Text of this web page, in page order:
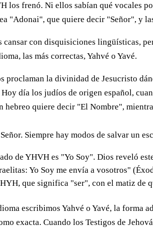
los frenó. Ni ellos sabían qué vocales
"Adonai", que quiere decir "Señor", y
cansar con disquisiciones lingüísticas,
las más correctas, Yahvé o Yavé.
proclaman la divinidad de Jesucristo
día los judíos de origen español,
hebreo quiere decir "El Nombre",
Siempre hay modos de salvar un
de YHVH es "Yo Soy". Dios reveló
Yo Soy me envía a vosotros"
que significa "ser", con el matiz de
escribimos Yahvé o Yavé, la forma
exacta. Cuando los Testigos de